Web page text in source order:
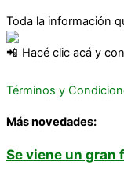
Toda la información
Hacé clic acá y
Términos y
Más novedades:
Se viene un gran